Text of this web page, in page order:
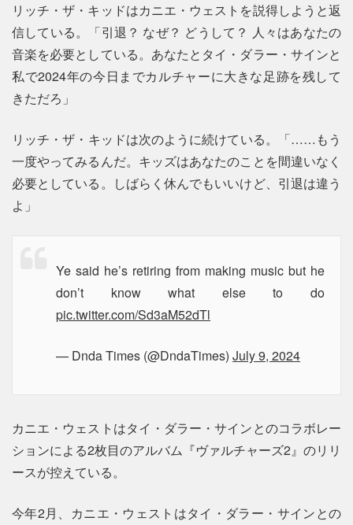
リッチ・ザ・キッドはカニエ・ウェストを説得しようと返
信している。「引退？ なぜ？ どうして？ 人々はあなたの
音楽を必要としている。あなたとタイ・ダラー・サインと
私で2024年の今日までカルチャーに大きな足跡を残して
きただろ」
リッチ・ザ・キッドは次のように続けている。「……もう
一度やってみるんだ。キッズはあなたのことを間違いなく
必要としている。しばらく休んでもいいけど、引退は違う
よ」
Ye said he’s retiring from making music but he
don’t know what else to do
pic.twitter.com/Sd3aM52dTl
— Dnda Times (@DndaTimes) July 9, 2024
カニエ・ウェストはタイ・ダラー・サインとのコラボレー
ションによる2枚目のアルバム『ヴァルチャーズ2』のリリ
ースが控えている。
今年2月、カニエ・ウェストはタイ・ダラー・サインとの